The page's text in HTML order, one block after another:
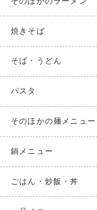
焼きそば
そば・うどん
パスタ
そのほかの麺メニュー
鍋メニュー
ごはん・炒飯・丼